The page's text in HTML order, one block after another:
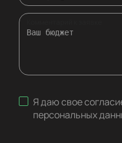
Я даю свое
персональных